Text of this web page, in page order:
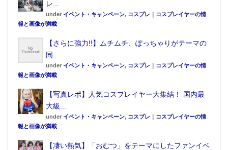
レ...
under イベント・キャンペーン, コスプレ｜コスプレイヤーの情
報と画像が満載
【さらに強力!!】ムチムチ、ぽっちゃりがテーマの
同...
under イベント・キャンペーン, コスプレ｜コスプレイヤーの情
報と画像が満載
【写真レポ】人気コスプレイヤー大集結！ 国内最
大級...
under イベント・キャンペーン, コスプレ｜コスプレイヤーの情
報と画像が満載
【凄い熱気】「おむつ」をテーマにしたファンイベ